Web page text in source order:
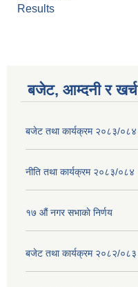
Results
बजेट, आम्दनी र खर्च
बजेट तथा कार्यक्रम २०८३/०८४
नीति तथा कार्यक्रम २०८३/०८४
१७ ‌‍औं नगर सभाकाे निर्णय
बजेट तथा कार्यक्रम २०८२/०८३